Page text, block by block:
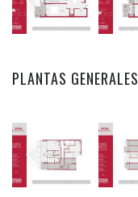
PLANTAS GENERALES